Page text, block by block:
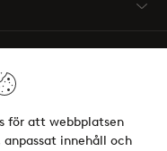
för att webbplatsen
innehåll och